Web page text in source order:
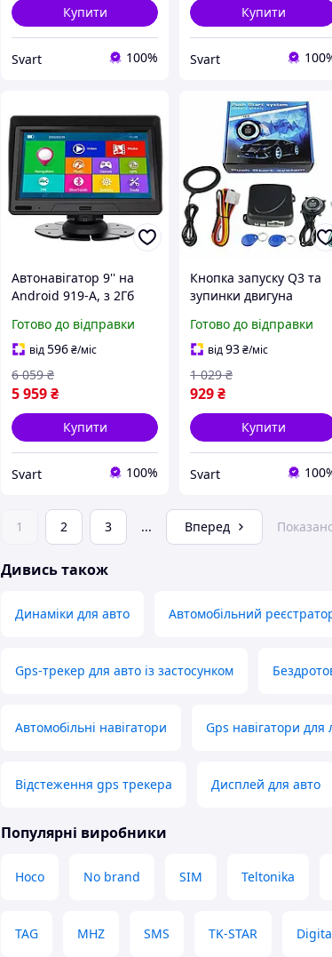
Купити
Svart 100%
Купити
Svart
Автонавігатор 9'' на
Android 919-A, з 2Гб
пам'яті /Svart/ -
stunning-products-for-
life-
Готово до відправки
від596₴/міс
5 959₴
6 059 ₴
Купити
Svart 100%
Кнопка запуску Q3 та
зупинки двигуна
/Svart/ -stunning-
products-for-life-
Готово до відправки
від93₴/міс
929₴
1 029 ₴
Купити
Svart
1 2 3 ... Вперед
Дивись також
Динаміки для авто Автомобільний
Gps-трекер для авто із застосунком
Автомобільні навігатори Gps навігатори для
Відстеження gps трекера Дисплей для авто
Популярні виробники
Hoco No brand SIM Teltonika
TAG MHZ SMS TK-STAR